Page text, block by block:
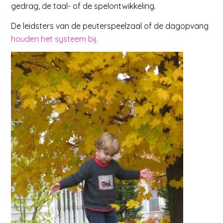
gedrag, de taal- of de spelontwikkeling.
De leidsters van de peuterspeelzaal of de dagopvang
houden het systeem bij.